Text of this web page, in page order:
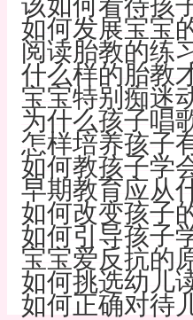
如何发展宝宝
阅读胎教的练
什么样的胎教
宝宝特别痴迷
为什么孩子唱
怎样培养孩子
如何教孩子学
早期教育应从
如何改变孩子
如何引导孩子
宝宝爱反抗的
如何挑选幼儿
如何正确对待